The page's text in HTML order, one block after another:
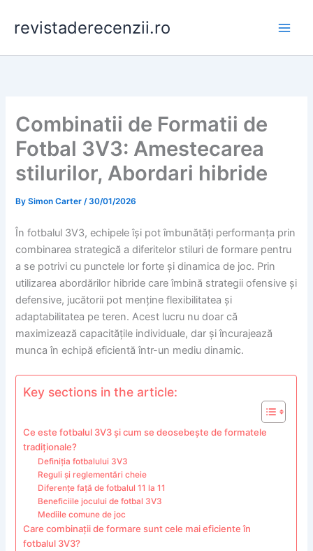
revistaderecenzii.ro
Combinatii de Formatii de
Fotbal 3V3: Amestecarea
stilurilor, Abordari hibride
BySimon Carter/30/01/2026
În fotbalul 3V3, echipele își pot îmbunătăți performanța prin
combinarea strategică a diferitelor stiluri de formare pentru
a se potrivi cu punctele lor forte și dinamica de joc. Prin
utilizarea abordărilor hibride care îmbină strategii ofensive și
defensive, jucătorii pot menține flexibilitatea și
adaptabilitatea pe teren. Acest lucru nu doar că
maximizează capacitățile individuale, dar și încurajează
munca în echipă eficientă într-un mediu dinamic.
Key sections in the article:
Ce este fotbalul 3V3 și cum se deosebește de formatele
tradiționale?
Definiția fotbalului 3V3
Reguli și reglementări cheie
Diferențe față de fotbalul 11 la 11
Beneficiile jocului de fotbal 3V3
Mediile comune de joc
Care combinații de formare sunt cele mai eficiente în
fotbalul 3V3?